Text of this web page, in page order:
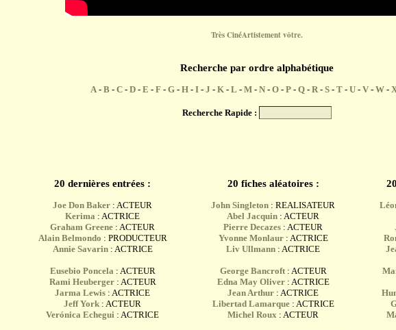
Très CinéArtistement vôtre.
Recherche par ordre alphabétique
A - B - C - D - E - F - G - H - I - J - K - L - M - N - O - P - Q - R- S - T - U - V - W -
Recherche Rapide :
20 dernières entrées :
Joe Don Baker : ACTEUR
Kerima : ACTRICE
Graham Greene : ACTEUR
Alain Belmondo : PRODUCTEUR
Annie Savarin: ACTRICE
Eusebio Poncela : ACTEUR
Rami Heuberger: ACTEUR
Jarma Lewis : ACTRICE
Jeff York : ACTEUR
Verónica Echegui : ACTRICE
20 fiches aléatoires :
John Singleton : REALISATEUR
Abel Jacquin : ACTEUR
Pierre Decazes : ACTEUR
Yvonne Monlaur: ACTRICE
Liv Ullmann : ACTRICE
George Bancroft: ACTEUR
Edna May Oliver: ACTRICE
Jean Arthur : ACTRICE
Libertad Lamarque: ACTRICE
Michel Roux : ACTEUR